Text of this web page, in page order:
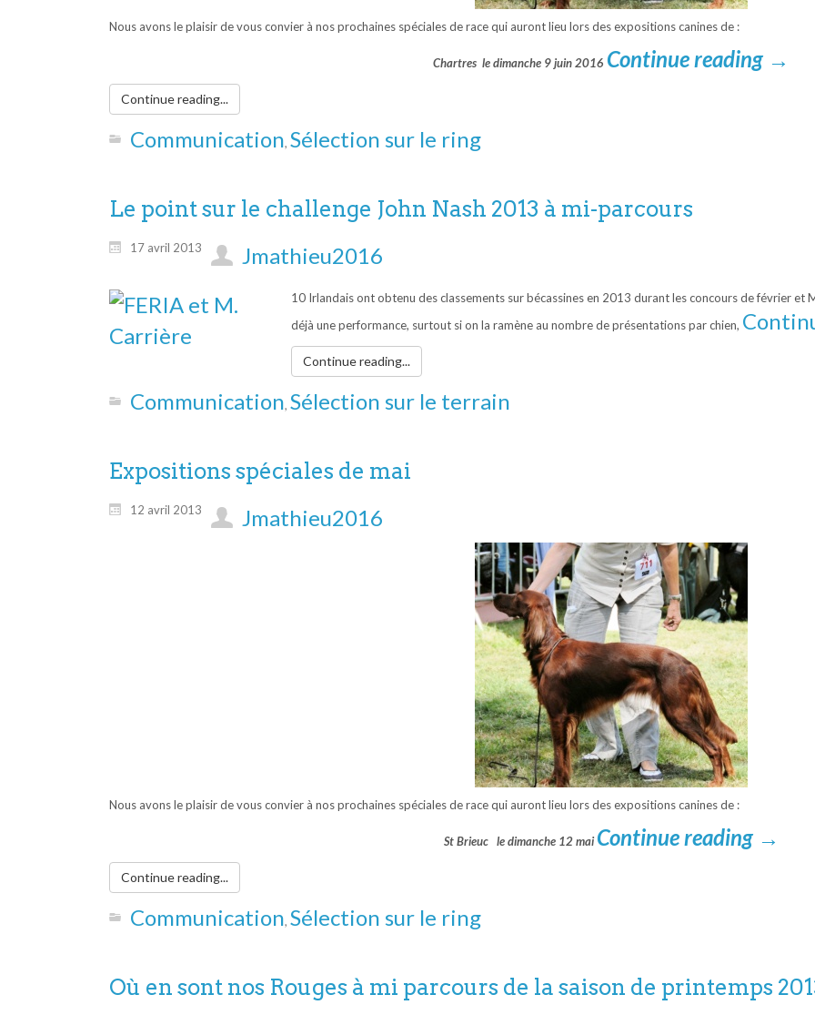
Nous avons le plaisir de vous convier à nos prochaines spéciales de race qui auront lieu lors des expositions canines de :
Chartres le dimanche 9 juin 2016 Continue reading →
Continue reading...
Communication, Sélection sur le ring
Le point sur le challenge John Nash 2013 à mi-parcours
17 avril 2013 Jmathieu2016
10 Irlandais ont obtenu des classements sur bécassines en 2013 durant les concours de février et
déjà une performance, surtout si on la ramène au nombre de présentations par chien,
Continue reading...
Communication, Sélection sur le terrain
Expositions spéciales de mai
12 avril 2013 Jmathieu2016
Nous avons le plaisir de vous convier à nos prochaines spéciales de race qui auront lieu lors des expositions canines de :
St Brieuc le dimanche 12 mai Continue reading →
Continue reading...
Communication, Sélection sur le ring
Où en sont nos Rouges à mi parcours de la saison de printemps